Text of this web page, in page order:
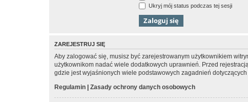
Ukryj mój status podczas tej sesji
ZAREJESTRUJ SIĘ
Aby zalogować się, musisz być zarejestrowanym użytkownikiem
użytkownikom nadać wiele dodatkowych uprawnień. Przed
gdzie jest wyjaśnionych wiele podstawowych zagadnień
Regulamin | Zasady ochrony danych osobowych